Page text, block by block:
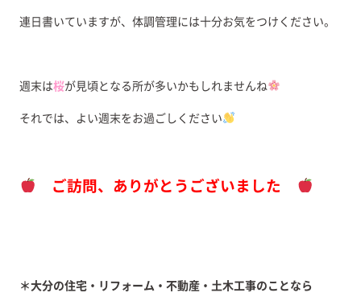
連日書いていますが、体調管理には十分お気をつけください。
週末は桜が見頃となる所が多いかもしれませんね
それでは、よい週末をお過ごしください
ご訪問、ありがとうございました
＊大分の住宅・リフォーム・不動産・土木工事のことなら